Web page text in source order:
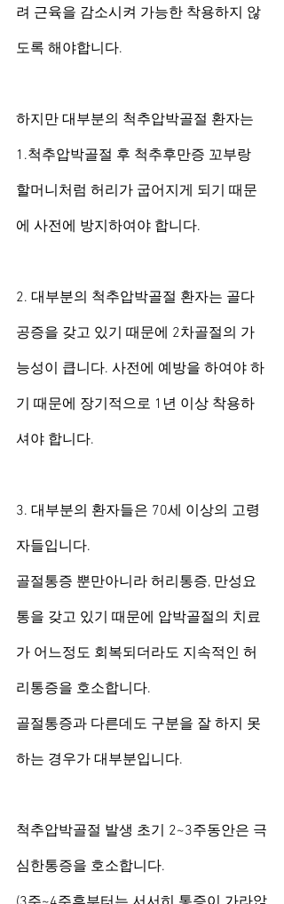
려 근육을 감소시켜 가능한 착용하지 않
도록 해야합니다.
하지만 대부분의 척추압박골절 환자는
1.척추압박골절 후 척추후만증 꼬부랑
할머니처럼 허리가 굽어지게 되기 때문
에 사전에 방지하여야 합니다.
2. 대부분의 척추압박골절 환자는 골다
공증을 갖고 있기 때문에 2차골절의 가
능성이 큽니다. 사전에 예방을 하여야 하
기 때문에 장기적으로 1년 이상 착용하
셔야 합니다.
3. 대부분의 환자들은 70세 이상의 고령
자들입니다.
골절통증 뿐만아니라 허리통증, 만성요
통을 갖고 있기 때문에 압박골절의 치료
가 어느정도 회복되더라도 지속적인 허
리통증을 호소합니다.
골절통증과 다른데도 구분을 잘 하지 못
하는 경우가 대부분입니다.
척추압박골절 발생 초기 2~3주동안은 극
심한통증을 호소합니다.